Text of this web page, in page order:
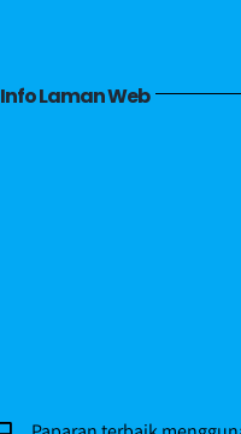
Info Laman Web